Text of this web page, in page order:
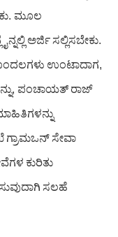
. ಮೂಲ
ಅರ್ಜಿಸಲ್ಲಿಸಬೇಕು.
ಉಂಟಾದಾಗ,
, ಪಂಚಾಯತ್ ರಾಜ್
ಗ್ರಾಮಒನ್ಸೇವಾ
ಕುರಿತು
ಸಲಹೆ